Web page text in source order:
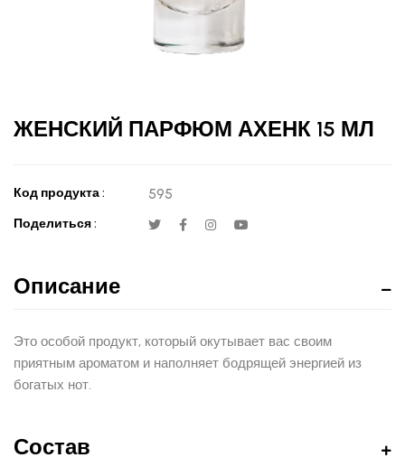
ЖЕНСКИЙ ПАРФЮМ АХЕНК 15 МЛ
Код продукта : 595
Поделиться :
Описание
Это особой продукт, который окутывает вас своим
приятным ароматом и наполняет бодрящей энергией из
богатых нот.
Состав